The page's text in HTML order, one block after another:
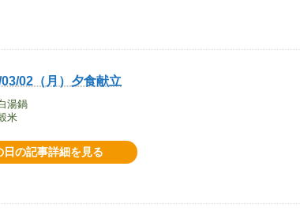
02（月）夕食献立
湯鍋
米
日の記事詳細を見る